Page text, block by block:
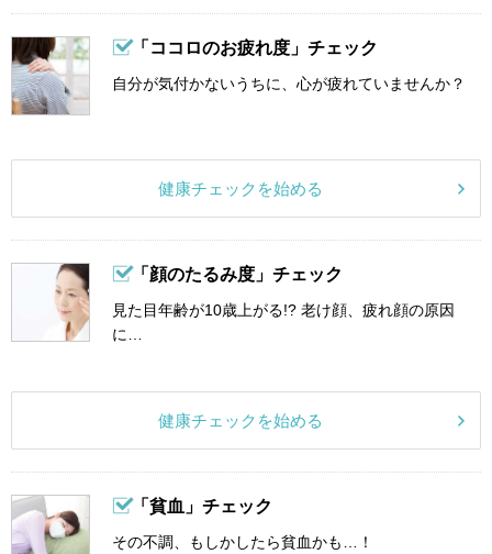
「ココロのお疲れ度」チェック
自分が気付かないうちに、心が疲れていませんか？
健康チェックを始める
「顔のたるみ度」チェック
見た目年齢が10歳上がる!? 老け顔、疲れ顔の原因
に…
健康チェックを始める
「貧血」チェック
その不調、もしかしたら貧血かも…！